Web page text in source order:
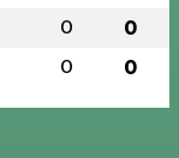
0 0
0 0